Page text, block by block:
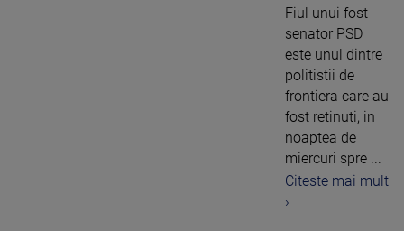
Fiul unui fost
senator PSD
este unul dintre
politistii de
frontiera care au
fost retinuti, in
noaptea de
miercuri spre ...
Citeste mai mult
›